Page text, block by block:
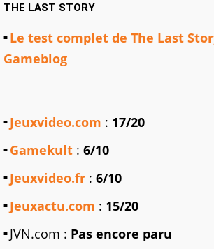
THE LAST STORY
Le test complet de The Last
Gameblog
Jeuxvideo.com : 17/20
Gamekult : 6/10
Jeuxvideo.fr : 6/10
Jeuxactu.com : 15/20
JVN.com : Pas encore paru